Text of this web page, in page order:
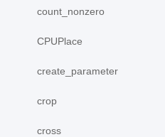
count_nonzero
CPUPlace
create_parameter
crop
cross